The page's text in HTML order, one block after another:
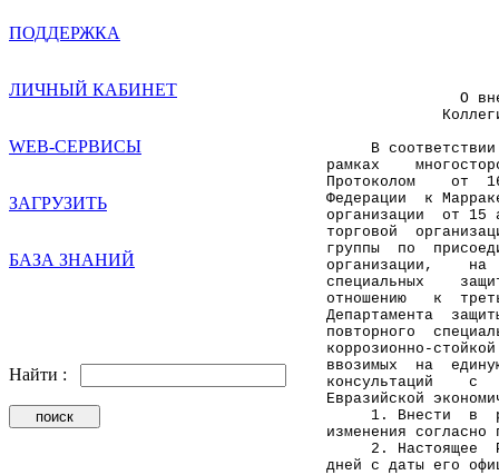
ПОДДЕРЖКА
ЛИЧНЫЙ КАБИНЕТ
WEB-СЕРВИСЫ
ЗАГРУЗИТЬ
БАЗА ЗНАНИЙ
Найти :
В
рамках
Протоколом    от
Федерации  к
организации  от 15
торговой
группы  по
организации,    на
специальных
отношению   к
Департамента
повторного
коррозионно-
ввозимых  на
консультаций    с
1. Внести  в
2. Настоящее
дней с даты